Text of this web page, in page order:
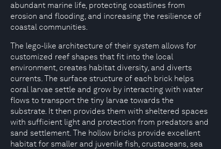
abundant marine life, protecting coastlines from
erosion and flooding, and increasing the resilience of
coastal communities.
The lego-like architecture of their system allows for
customized reef shapes that fit into the local
environment, creates habitat diversity, and diverts
currents. The surface structure of each brick helps
coral larvae settle and grow by interacting with water
flows to transport the tiny larvae towards the
substrate. It then provides them with sheltered spaces
with sufficient light and protection from predators and
sand settlement. The hollow bricks provide excellent
habitat for smaller and juvenile fish, crustaceans, sea